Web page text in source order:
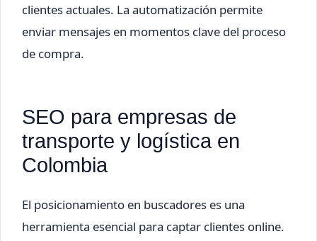
clientes actuales. La automatización permite
enviar mensajes en momentos clave del proceso
de compra.
SEO para empresas de
transporte y logística en
Colombia
El posicionamiento en buscadores es una
herramienta esencial para captar clientes online.